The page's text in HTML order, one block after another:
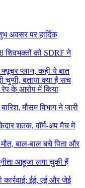
अवसर पर हार्दिक
शिवभक्तों को SDRF ने
फ्यूचर प्लान, कही ये बात
चुप्पी, बताया क्या है सच
के आरोप में किया
मौसम विभाग ने जारी
शतक, वॉर्म-अप मैच में
बाल-बाल बचे पिता और
आहूजा लगा चुकी हैं
ईई, एई और जेई